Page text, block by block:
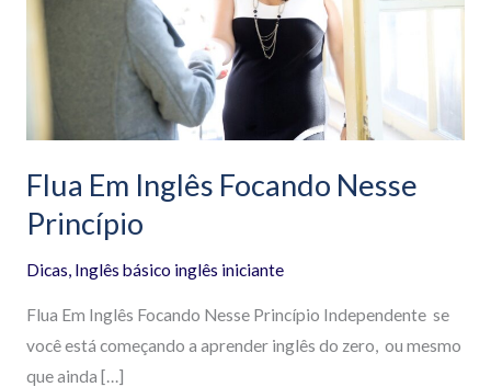
Flua Em Inglês Focando Nesse
Princípio
Dicas, Inglês básico inglês iniciante
Flua Em Inglês Focando Nesse Princípio Independente se
você está começando a aprender inglês do zero, ou mesmo
que ainda […]
Princípio